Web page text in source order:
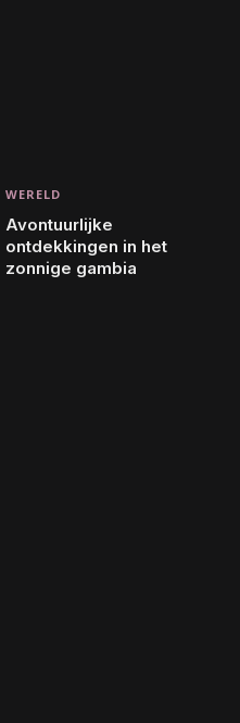
WERELD
Avontuurlijke
ontdekkingen in het
zonnige gambia